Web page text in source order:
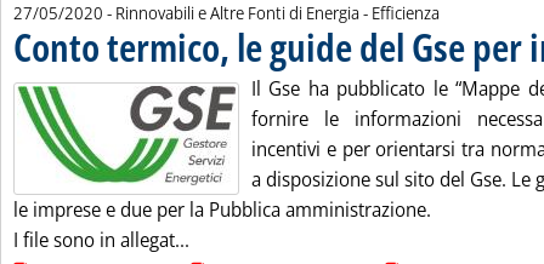
27/05/2020 - Rinnovabili e Altre Fonti di Energia - Efficienza
Conto termico, le guide del Gse per
Il Gse ha pubblicato le “Mappe
fornire le informazioni
incentivi e per orientarsi tra
a disposizione sul sito del Gse. Le
le imprese e due per la Pubblica amministrazione.
I file sono in allegat...